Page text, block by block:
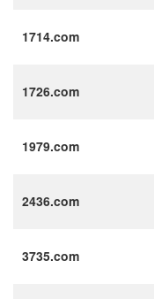
1714.com
1726.com
1979.com
2436.com
3735.com